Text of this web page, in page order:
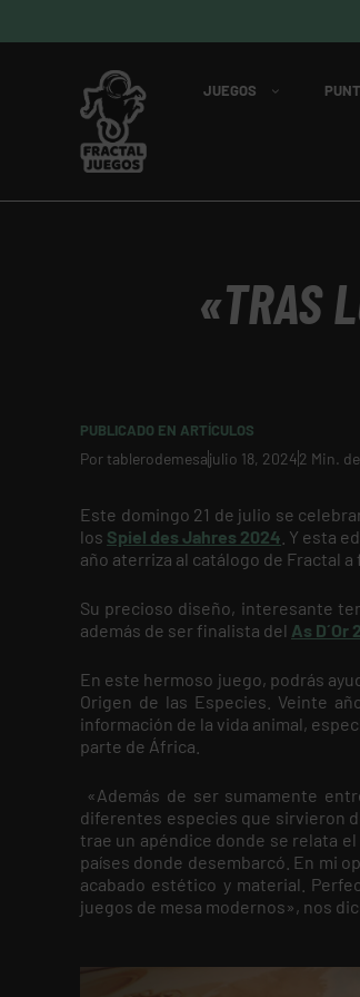
JUEGOS
«TRAS
PUBLICADO EN ARTÍCULOS
Por tablerodemesajulio 18, 20242 Min.
Este domingo 21 de julio se
los Spiel des Jahres 2024 . Y esta
año aterriza al catálogo de Fractal a
Su precioso diseño, interesante
además de ser finalista del As D´Or
En este hermoso juego, podrás
Origen de las Especies. Veinte
información de la vida animal,
parte de África.
«Además de ser sumamente
diferentes especies que sirvieron
trae un apéndice donde se relata
países donde desembarcó. En mi
acabado estético y material.
juegos de mesa modernos», nos